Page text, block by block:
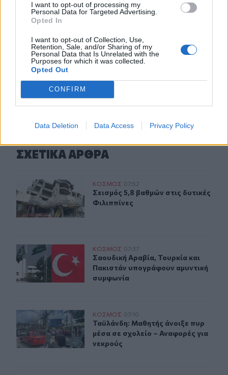
I want to opt-out of processing my
Personal Data for Targeted Advertising.
Opted In
I want to opt-out of Collection, Use,
Retention, Sale, and/or Sharing of my
Personal Data that Is Unrelated with the
Purposes for which it was collected.
Opted Out
CONFIRM
Data Deletion Data Access Privacy Policy
23:32
νεοσύλλεκτους πριν μεταβούν στο μέτωπο για να
εισπράξουν τις «παχυλές» αποζημιώσεις
ΣΧΕΤΙΚA AΡΘΡΑ
Σεισμός 5,8 βαθμών στις δυτικές Φιλιππίνες
ΚΟΣΜΟΣ 07:52
Σεισμός 5,8 βαθμών στις δυτικές
Σεισμός 5,8 βαθμών στις δυτικές
Φιλιππίνες
Σαουδική Αραβία, Τουρκία και Πακιστάν υπογράφουν
ΚΟΣΜΟΣ 07:37
Σαουδική Αραβία, Τουρκία και
Σαουδική Αραβία, Τουρκία και
Πακιστάν υπογράφουν αμυντική
συμφωνία
Ταϋλάνδη: Μαθητής άνοιξε πυρ μέσα σε σχολείο –
ΚΟΣΜΟΣ 07:10
Ταϋλάνδη: Μαθητής άνοιξε πυρ
Ταϋλάνδη: Μαθητής άνοιξε πυρ
μέσα σε σχολείο – Αναφορές για
νεκρούς